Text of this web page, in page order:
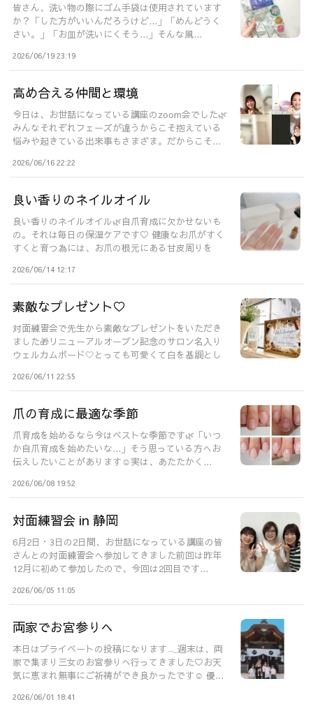
皆さん、洗い物の際にゴム手袋は使用されています
か？「した方がいいんだろうけど...」「めんどうく
さい。」「お皿が洗いにくそう...」そんな風...
2026/06/19 23:19
高め合える仲間と環境
今日は、お世話になっている講座のzoom会でした🌿
みんなそれぞれフェーズが違うからこそ抱えている
悩みや起きている出来事もさまざま。だからこそ...
2026/06/16 22:22
良い香りのネイルオイル
良い香りのネイルオイル🌿自爪育成に欠かせないも
の。それは毎日の保湿ケアです♡ 健康なお爪がすく
すくと育つ為には、お爪の根元にある甘皮周りを
2026/06/14 12:17
素敵なプレゼント♡
対面練習会で先生から素敵なプレゼントをいただき
ました🎁リニューアルオープン記念のサロン名入り
ウェルカムボード🤍とっても可愛くて白を基調とし
2026/06/11 22:55
爪の育成に最適な季節
爪育成を始めるなら今はベストな季節です🌿「いつ
か自爪育成を始めたいな...」そう思っている方へお
伝えしたいことがあります☺️実は、あたたかく...
2026/06/08 19:52
対面練習会 in 静岡
6月2日・3日の2日間、お世話になっている講座の皆
さんとの対面練習会へ参加してきました前回は昨年
12月に初めて参加したので、今回は2回目です...
2026/06/05 11:05
両家でお宮参りへ
本日はプライベートの投稿になります𓂃週末は、両
家で集まり三女のお宮参りへ行ってきました♡お天
気に恵まれ無事にご祈祷ができ良かったです☺️ 優...
2026/06/01 18:41